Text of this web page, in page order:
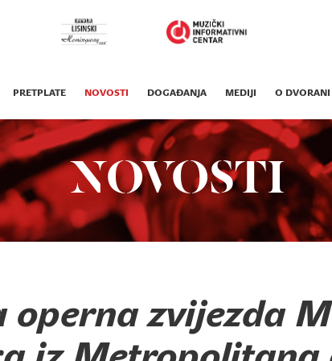
PRETPLATE NOVOSTI DOGAĐANJA MEDIJI O DVORANI
NOVOSTI
operna zvijezda